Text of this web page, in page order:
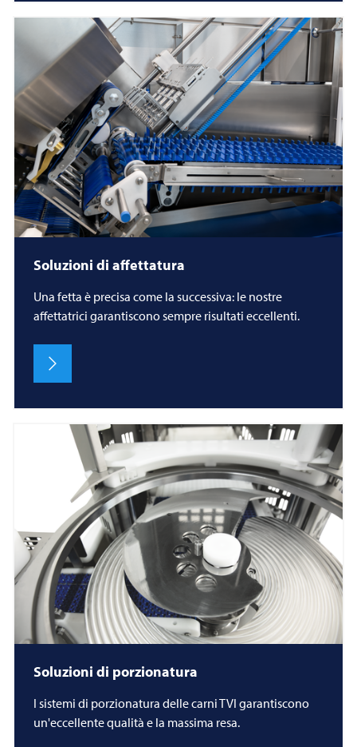
Soluzioni di affettatura
Una fetta è precisa come la successiva: le nostre
affettatrici garantiscono sempre risultati eccellenti.
Soluzioni di porzionatura
I sistemi di porzionatura delle carni TVI garantiscono
un'eccellente qualità e la massima resa.